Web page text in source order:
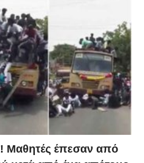
Μαθητές έπεσαν από